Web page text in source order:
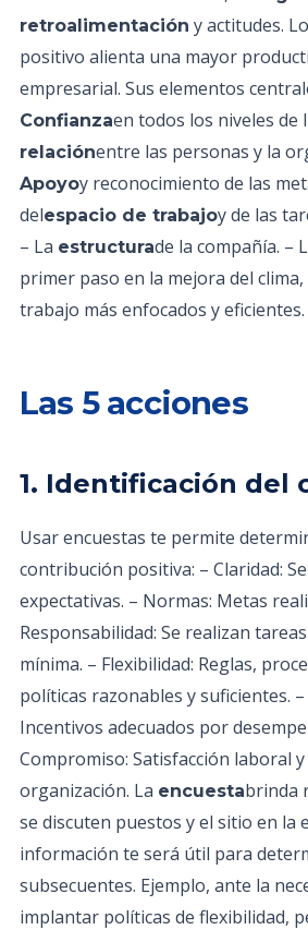
retroalimentación y actitudes.
positivo alienta una mayor
empresarial. Sus elementos
Confianzaen todos los niveles de
relaciónentre las personas y la
Apoyoy reconocimiento de las
delespacio de trabajoy de las
– La estructurade la compañía. –
primer paso en la mejora del
trabajo más enfocados y eficientes.
Las 5 acciones
1. Identificación del
Usar encuestas te permite
contribución positiva: – Claridad:
expectativas. – Normas: Metas
Responsabilidad: Se realizan
mínima. – Flexibilidad: Reglas,
políticas razonables y suficientes.
Incentivos adecuados por
Compromiso: Satisfacción laboral y
organización. La encuestabrinda
se discuten puestos y el sitio en la
información te será útil para
subsecuentes. Ejemplo, ante la
implantar políticas de flexibilidad,